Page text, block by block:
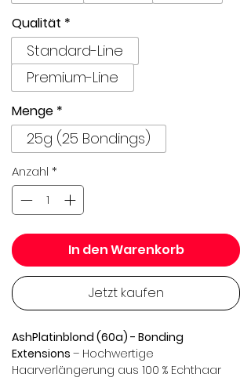
Qualität *
Standard-Line
Premium-Line
Menge *
25g (25 Bondings)
Anzahl *
In den Warenkorb
Jetzt kaufen
AshPlatinblond (60a) - Bonding
Extensions – Hochwertige
Haarverlängerung aus 100 % Echthaar